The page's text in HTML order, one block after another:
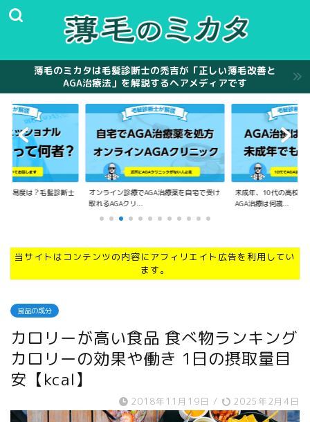
薄毛のミカタは毛髪診断士の禿吉が「正しい薄毛改善と
AGA治療法」を解説するヘアメディアです
難易度は？毛髪診断士
オンライン診療でAGA治療薬を自宅で受け
取れるAGAクリ...
未成年、10代の高校生
AGA治療は何歳...
当サイトはコンテンツの内容にアフィリエイト広告を利用してい
ます。
食品の成分
カロリーが高い食品 食べ物ランキング
カロリーの効果や働き 1日の摂取量目
安【kcal】
2018年11月19日 / 2025年2月4日